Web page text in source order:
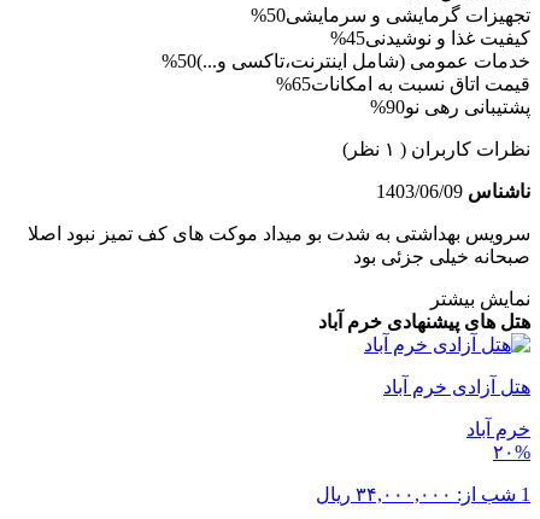
تجهیزات گرمایشی و سرمایشی50%
کیفیت غذا و نوشیدنی45%
خدمات عمومی (شامل اینترنت،تاکسی و...)50%
قیمت اتاق نسبت به امکانات65%
پشتیبانی رهی نو90%
نظرات کاربران ( ۱ نظر)
ناشناس 1403/06/09
سرویس بهداشتی به شدت بو میداد موکت های کف تمیز نبود اصلا
صبحانه خیلی جزئی بود
نمایش بیشتر
هتل های پیشنهادی خرم ‌آباد
هتل آزادی خرم آباد
خرم ‌آباد
۲۰%
1 شب از: ۳۴,۰۰۰,۰۰۰ ریال